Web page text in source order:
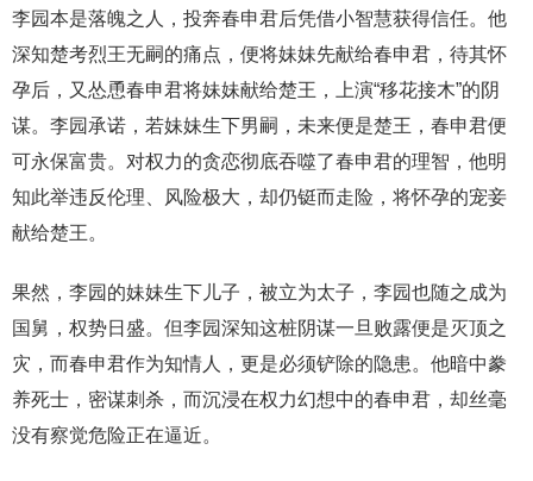
李园本是落魄之人，投奔春申君后凭借小智慧获得信任。他
深知楚考烈王无嗣的痛点，便将妹妹先献给春申君，待其怀
孕后，又怂恿春申君将妹妹献给楚王，上演“移花接木”的阴
谋。李园承诺，若妹妹生下男嗣，未来便是楚王，春申君便
可永保富贵。对权力的贪恋彻底吞噬了春申君的理智，他明
知此举违反伦理、风险极大，却仍铤而走险，将怀孕的宠妾
献给楚王。
果然，李园的妹妹生下儿子，被立为太子，李园也随之成为
国舅，权势日盛。但李园深知这桩阴谋一旦败露便是灭顶之
灾，而春申君作为知情人，更是必须铲除的隐患。他暗中豢
养死士，密谋刺杀，而沉浸在权力幻想中的春申君，却丝毫
没有察觉危险正在逼近。